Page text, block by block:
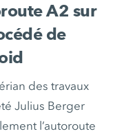
A2 sur
de
des travaux
Julius Berger
l’autoroute